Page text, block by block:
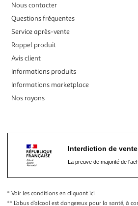
Nous contacter
Questions fréquentes
Service après-vente
Rappel produit
Avis client
Informations produits
Informations marketplace
Nos rayons
Interdiction de
La preuve de majorité de
* Voir les conditions en cliquant ici
** L’abus d’alcool est dangereux pour la santé, à